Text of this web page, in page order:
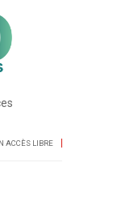
ACCÈS LIBRE